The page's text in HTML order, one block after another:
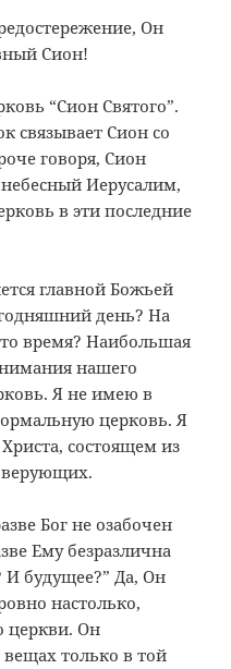
Он
Сион!
“Сион Святого”.
связывает Сион со
говоря, Сион
небесный Иерусалим,
в эти последние
главной Божьей
день? На
время? Наибольшая
нашего
Я не имею в
церковь. Я
состоящем из
Бог не озабочен
Ему безразлична
И будущее?” Да, Он
настолько,
церкви. Он
вещах только в той